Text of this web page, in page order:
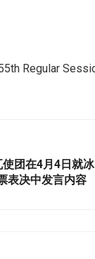
Regular
团在4月4日就
表决中发言内容